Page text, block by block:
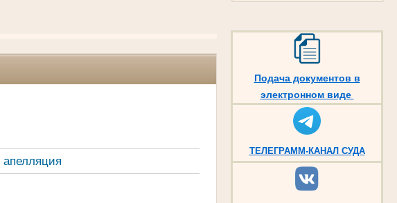
Подача документов в
электронном виде
ТЕЛЕГРАММ-КАНАЛ СУДА